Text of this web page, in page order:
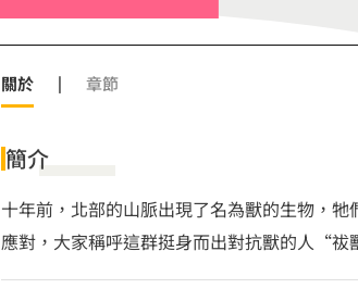
關於 | 章節
簡介
十年前，北部的山脈出現了名為獸的生物，
應對，大家稱呼這群挺身而出對抗獸的人“祓